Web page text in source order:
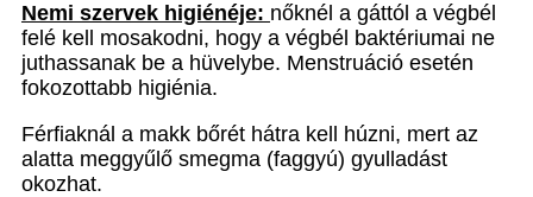
Nemi szervek higiénéje: nőknél a gáttól a végbél
felé kell mosakodni, hogy a végbél baktériumai ne
juthassanak be a hüvelybe. Menstruáció esetén
fokozottabb higiénia.
Férfiaknál a makk bőrét hátra kell húzni, mert az
alatta meggyűlő smegma (faggyú) gyulladást
okozhat.